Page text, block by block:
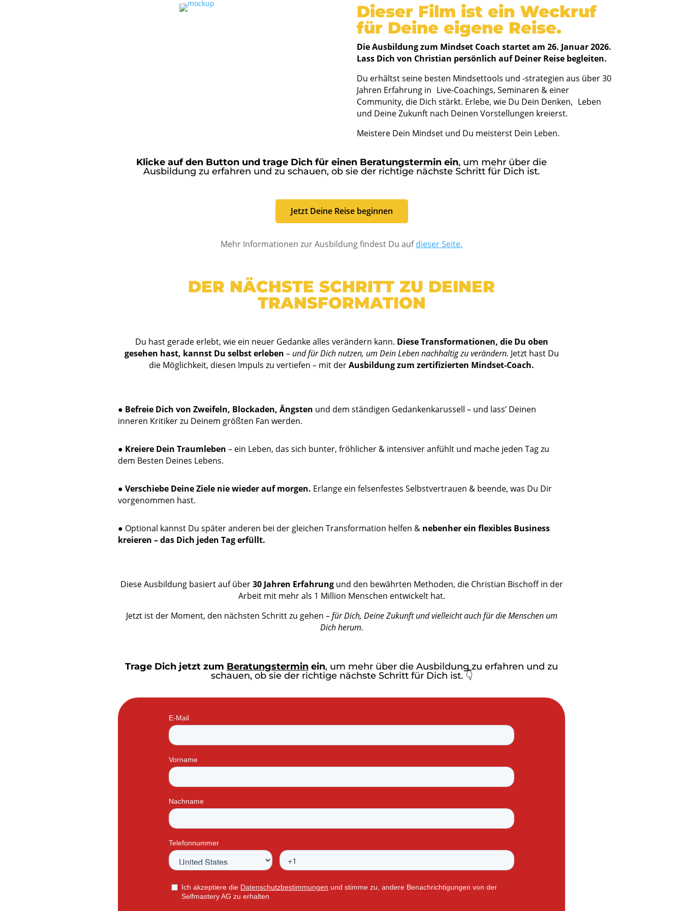
Dieser Film ist ein Weckruf
für Deine eigene Reise.
Die Ausbildung zum Mindset Coach startet am 26. Januar 2026.
Lass Dich von Christian persönlich auf Deiner Reise begleiten.
Du erhältst seine besten Mindsettools und -strategien aus über 30
Jahren Erfahrung in Live-Coachings, Seminaren & einer
Community, die Dich stärkt. Erlebe, wie Du Dein Denken, Leben
und Deine Zukunft nach Deinen Vorstellungen kreierst.
Meistere Dein Mindset und Du meisterst Dein Leben.
Klicke auf den Button und trage Dich für einen Beratungstermin ein, um mehr über die
Ausbildung zu erfahren und zu schauen, ob sie der richtige nächste Schritt für Dich ist.
Jetzt Deine Reise beginnen
Mehr Informationen zur Ausbildung findest Du aufdieser Seite.
DER NÄCHSTE SCHRITT ZU DEINER
TRANSFORMATION
Du hast gerade erlebt, wie ein neuer Gedanke alles verändern kann. Diese Transformationen, die Du oben
gesehen hast, kannst Du selbst erleben – und für Dich nutzen, um Dein Leben nachhaltig zu verändern. Jetzt hast Du
die Möglichkeit, diesen Impuls zu vertiefen – mit derAusbildung zum zertifizierten Mindset-Coach.
● Befreie Dich von Zweifeln, Blockaden, Ängsten und dem ständigen Gedankenkarussell – und lass’ Deinen
inneren Kritiker zu Deinem größten Fan werden.
● Kreiere Dein Traumleben – ein Leben, das sich bunter, fröhlicher & intensiver anfühlt und mache jeden Tag zu
dem Besten Deines Lebens.
● Verschiebe Deine Ziele nie wieder auf morgen. Erlange ein felsenfestes Selbstvertrauen & beende, was Du Dir
vorgenommen hast.
● Optional kannst Du später anderen bei der gleichen Transformation helfen & nebenher ein flexibles Business
kreieren – das Dich jeden Tag erfüllt.
Diese Ausbildung basiert auf über30 Jahren Erfahrungund den bewährten Methoden, die Christian Bischoff in der
Arbeit mit mehr als 1 Million Menschen entwickelt hat.
Jetzt ist der Moment, den nächsten Schritt zu gehen –für Dich, Deine Zukunft und vielleicht auch für die Menschen um
Dich herum.
Trage Dich jetzt zum Beratungstermin ein, um mehr über die Ausbildung zu erfahren und zu
schauen, ob sie der richtige nächste Schritt für Dich ist. 👇